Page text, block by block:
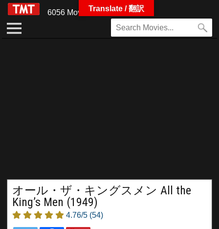
6056 Movies
オール・ザ・キングスメン All the
King’s Men (1949)
4.76/5 (54)
Translate / 翻訳